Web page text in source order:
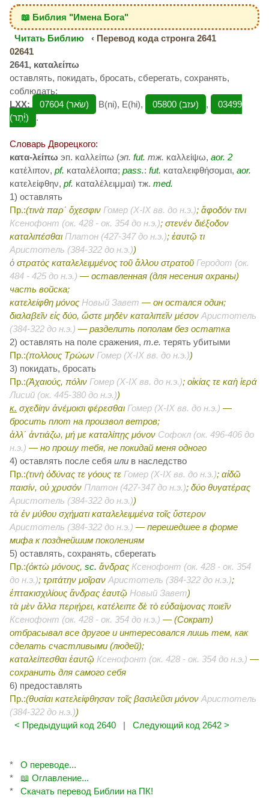
📖 Библия "Имена Бога"
Читать Библию
‹ Перевод кода стронга 2641
02641
2641, καταλείπω
оставлять, покидать, бросать, сберегать, сохранять,
соблюдать;
LXX:
07604 (שׂאר‎) B(ni), E(hi), 05800 (עזב‎) ,
03499
(יֶ֫תֶר)
.
Словарь Дворецкого:
κατα-λείπω эп. καλλείπω (эп. fut. тж. καλλείψω, aor. 2
κατέλιπον, pf. καταλέλοιπα; pass.: fut. καταλειφθήσομαι, aor.
κατελείφθην, pf. καταλέλειμμαι) тж. med.
1) оставлять
Пр.:(τινὰ παρ΄ ὄχεσφιν Гомер (X-IX вв. до н.э.); ἄφοδόν τινι
Ксенофонт (ок. 428 - ок. 354 до н.э.); στενέν διέξοδον
καταλιπέσθαι Платон (427-347 до н.э.); ἑαυτῷ τι
Аристотель (384-322 до н.э.))
ὁ στρατὸς καταλελειμμένος τοῦ ἄλλου στρατοῦ Геродот (ок.
484 - 425 до н.э.) — оставленная (для несения охраны)
часть войска;
κατελείφθη μόνος Новый Завет — он остался один;
διαλαβεῖν εἰς δύο, ὥστε μηδὲν καταλιπεῖν μέσον Аристотель
(384-322 до н.э.) — разделить пополам без остатка
2) оставлять на поле сражения, т.е. терять убитыми
Пр.:(πολλους Τρώων Гомер (X-IX вв. до н.э.))
3) покидать, бросать
Пр.:(Ἀχαιούς, πόλιν Гомер (X-IX вв. до н.э.); οἰκίας τε καὴ ἱερά
Лисий (ок. 445-380 до н.э.))
κ. σχεδίην ἀνέμοισι φέρεσθαι Гомер (X-IX вв. до н.э.) —
бросить плот на произвол ветров;
ἀλλ΄ ἀντιάζω, μή με καταλίπῃς μόνον Софокл (ок. 496-406 до
н.э.) — но прошу тебя, не покидай меня одного
4) оставлять после себя или в наследство
Пр.:(τινὴ ὀδύνας τε γόους τε Гомер (X-IX вв. до н.э.); αἰδῶ
παισίν, οὐ χρυσόν Платон (427-347 до н.э.); δύο θυγατέρας
Аристотель (384-322 до н.э.))
τὰ ἐν μύθου σχήματι καταλελειμμένα τοῖς ὕστερον
Аристотель (384-322 до н.э.) — перешедшее в форме
мифа к позднейшим поколениям
5) оставлять, сохранять, сберегать
Пр.:(ὀκτὼ μόνους, sc. ἄνδρας Ксенофонт (ок. 428 - ок. 354
до н.э.); τριτάτην μοῖραν Аристотель (384-322 до н.э.);
ἑπτακισχιλίους ἄνδρας ἑαυτῷ Новый Завет)
τὰ μὲν ἄλλα περιῄρει, κατέλειπε δὲ τὸ εὐδαίμονας ποιεῖν
Ксенофонт (ок. 428 - ок. 354 до н.э.) — (Сократ)
отбрасывал все другое и интересовался лишь тем, как
сделать счастливыми (людей);
καταλείπεσθαι ἑαυτῷ Ксенофонт (ок. 428 - ок. 354 до н.э.) —
сохранить для самого себя
6) предоставлять
Пр.:(θυσίαι κατελείφθησαν τοῖς βασιλεῦσι μόνον Аристотель
(384-322 до н.э.))
< Предыдущий код 2640
| Следующий код 2642 >
*
О переводе...
*
📖 Оглавление...
*
Скачать перевод Библии на ПК!